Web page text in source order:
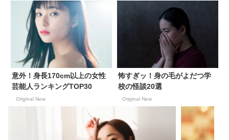
意外！身長170cm以上の女性
芸能人ランキングTOP30
Original New
怖すぎッ！身の毛がよだつ学
校の怪談20選
Original New